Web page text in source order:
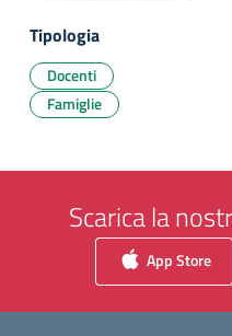
Tipologia
Docenti
Famiglie
Scarica la
App Store